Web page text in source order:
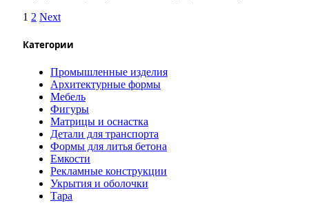
1 2 Next
Категории
Промышленные изделия
Архитектурные формы
Мебель
Фигуры
Матрицы и оснастка
Детали для транспорта
Формы для литья бетона
Емкости
Рекламные конструкции
Укрытия и оболочки
Тара